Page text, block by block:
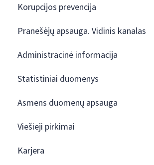
Korupcijos prevencija
Pranešėjų apsauga. Vidinis kanalas
Administracinė informacija
Statistiniai duomenys
Asmens duomenų apsauga
Viešieji pirkimai
Karjera